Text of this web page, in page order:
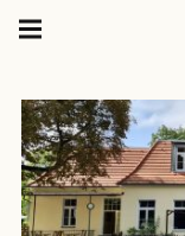
Springe
zum